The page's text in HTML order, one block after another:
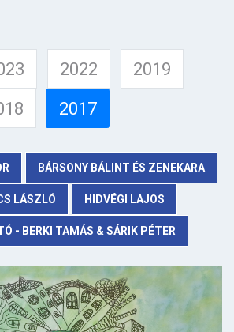
2022
2019
2017
BÁRSONY BÁLINT ÉS ZENEKARA
LÁSZLÓ HIDVÉGI LAJOS
- BERKI TAMÁS & SÁRIK PÉTER